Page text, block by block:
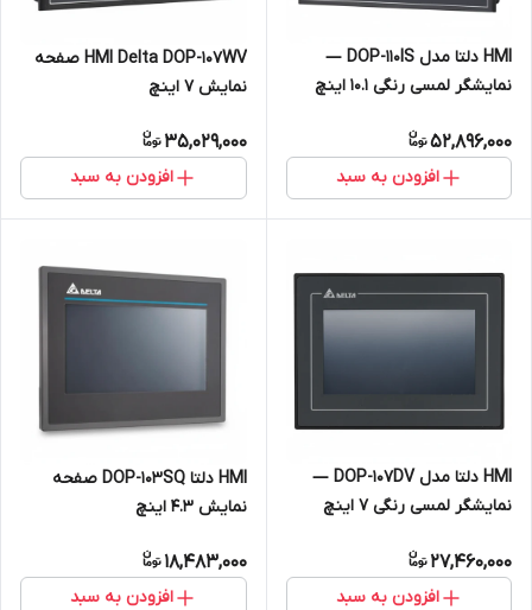
HMI دلتا مدل DOP-110IS —
نمایشگر لمسی رنگی ۱۰.۱ اینچ
52,896,000
افزودن به سبد
HMI Delta DOP-107WV صفحه
نمایش 7 اینچ
35,029,000
افزودن به سبد
HMI دلتا مدل DOP-107DV —
نمایشگر لمسی رنگی ۷ اینچ
27,460,000
افزودن به سبد
HMI دلتا DOP-103SQ صفحه
نمایش 4.3 اینچ
18,483,000
افزودن به سبد